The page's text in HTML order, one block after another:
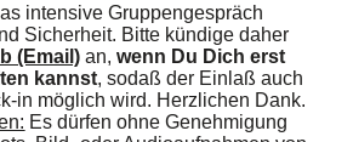
intensive Gruppengespräch
Sicherheit. Bitte kündige daher
(Email) an,wenn Du Dich erst
kannst, sodaß der Einlaß auch
in möglich wird. Herzlichen Dank.
Es dürfen ohne Genehmigung